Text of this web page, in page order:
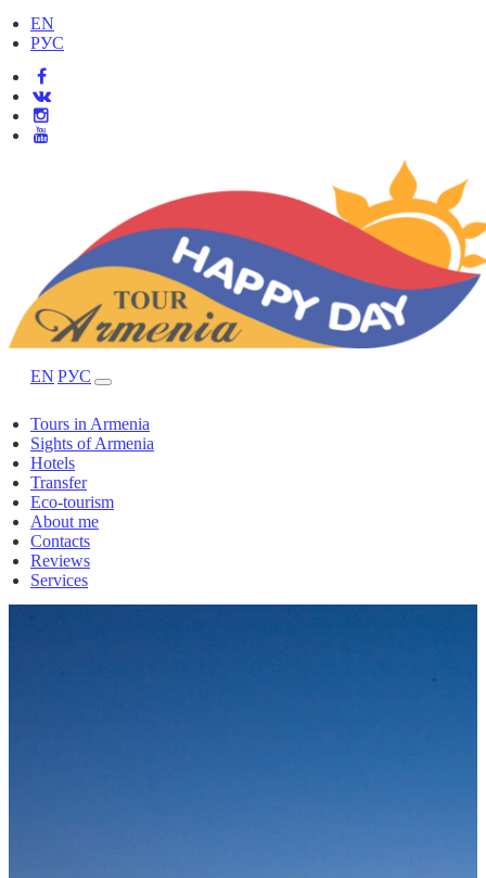
EN
РУС
EN РУС
Tours in Armenia
Sights of Armenia
Hotels
Transfer
Eco-tourism
About me
Contacts
Reviews
Services